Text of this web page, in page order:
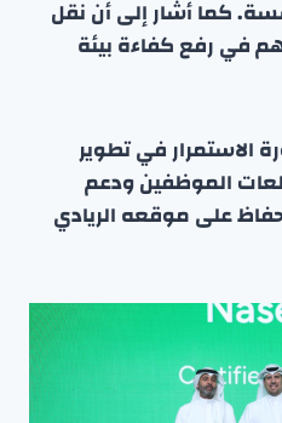
كما أشار إلى أن نقل
في رفع كفاءة بيئة
الاستمرار في تطوير
الموظفين ودعم
على موقعه الريادي